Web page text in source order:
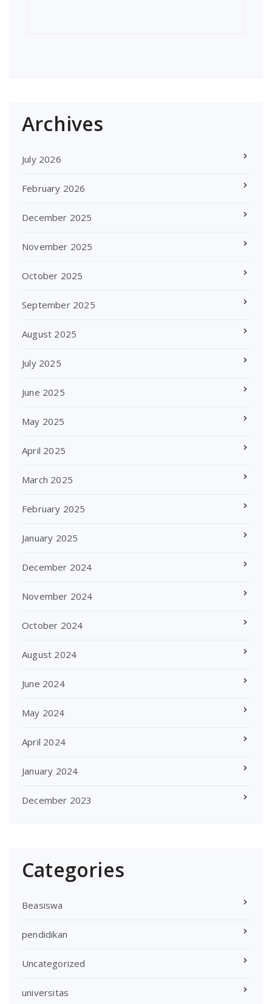
Archives
July 2026
February 2026
December 2025
November 2025
October 2025
September 2025
August 2025
July 2025
June 2025
May 2025
April 2025
March 2025
February 2025
January 2025
December 2024
November 2024
October 2024
August 2024
June 2024
May 2024
April 2024
January 2024
December 2023
Categories
Beasiswa
pendidikan
Uncategorized
universitas